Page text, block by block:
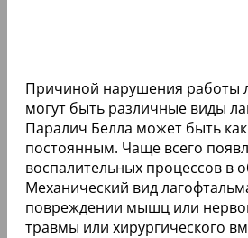
Причиной нарушения работы
могут быть различные виды
Паралич Белла может быть
постоянным. Чаще всего
воспалительных процессов в
Механический вид
повреждении мышц или
травмы или хирургического